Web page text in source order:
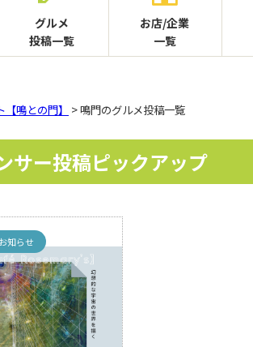
グルメ
投稿一覧
お店/企業
一覧
鳴との門】 > 鳴門のグルメ投稿一覧
サー投稿ピックアップ
お知らせ